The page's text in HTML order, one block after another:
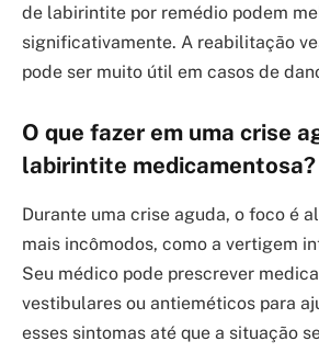
de labirintite por remédio podem
significativamente. A reabilitação
pode ser muito útil em casos de
O que fazer em uma crise
labirintite medicamentosa?
Durante uma crise aguda, o foco é
mais incômodos, como a vertigem
Seu médico pode prescrever
vestibulares ou antieméticos para
esses sintomas até que a situação